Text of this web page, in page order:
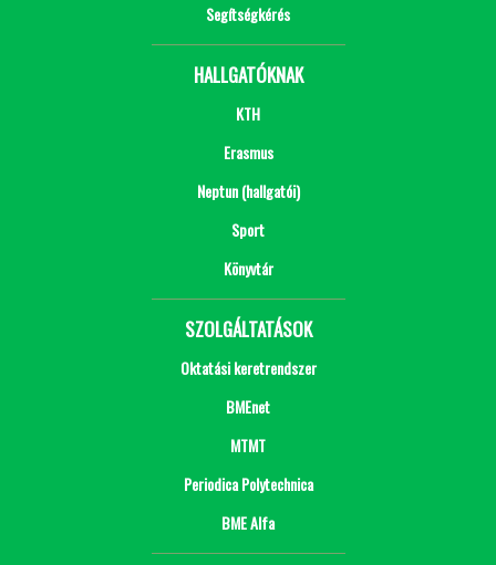
Segítségkérés
HALLGATÓKNAK
KTH
Erasmus
Neptun (hallgatói)
Sport
Könyvtár
SZOLGÁLTATÁSOK
Oktatási keretrendszer
BMEnet
MTMT
Periodica Polytechnica
BME Alfa